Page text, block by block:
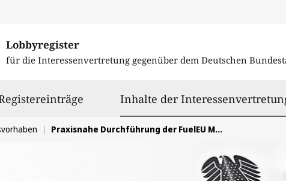
Lobbyregister
für die Interessenvertretung gegenüber dem Deutschen
Inhalte der
Praxisnahe Durchführung der FuelEU Maritime (FEUMG)